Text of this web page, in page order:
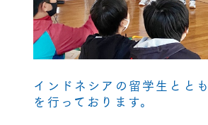
インドネシアの留学生とと
を行っております。